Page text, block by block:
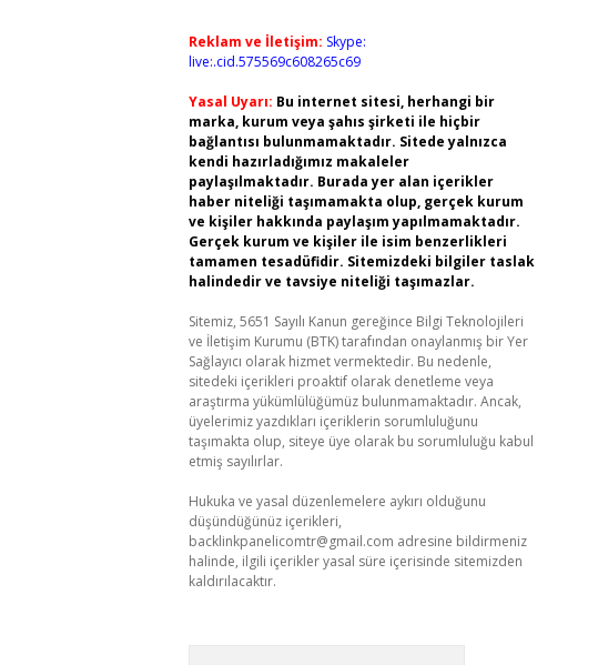
Reklam ve İletişim: Skype:
live:.cid.575569c608265c69
Yasal Uyarı: Bu internet sitesi, herhangi bir
marka, kurum veya şahıs şirketi ile hiçbir
bağlantısı bulunmamaktadır. Sitede yalnızca
kendi hazırladığımız makaleler
paylaşılmaktadır. Burada yer alan içerikler
haber niteliği taşımamakta olup, gerçek kurum
ve kişiler hakkında paylaşım yapılmamaktadır.
Gerçek kurum ve kişiler ile isim benzerlikleri
tamamen tesadüfidir. Sitemizdeki bilgiler taslak
halindedir ve tavsiye niteliği taşımazlar.
Sitemiz, 5651 Sayılı Kanun gereğince Bilgi Teknolojileri
ve İletişim Kurumu (BTK) tarafından onaylanmış bir Yer
Sağlayıcı olarak hizmet vermektedir. Bu nedenle,
sitedeki içerikleri proaktif olarak denetleme veya
araştırma yükümlülüğümüz bulunmamaktadır. Ancak,
üyelerimiz yazdıkları içeriklerin sorumluluğunu
taşımakta olup, siteye üye olarak bu sorumluluğu kabul
etmiş sayılırlar.
Hukuka ve yasal düzenlemelere aykırı olduğunu
düşündüğünüz içerikleri,
backlinkpanelicomtr@gmail.com adresine bildirmeniz
halinde, ilgili içerikler yasal süre içerisinde sitemizden
kaldırılacaktır.